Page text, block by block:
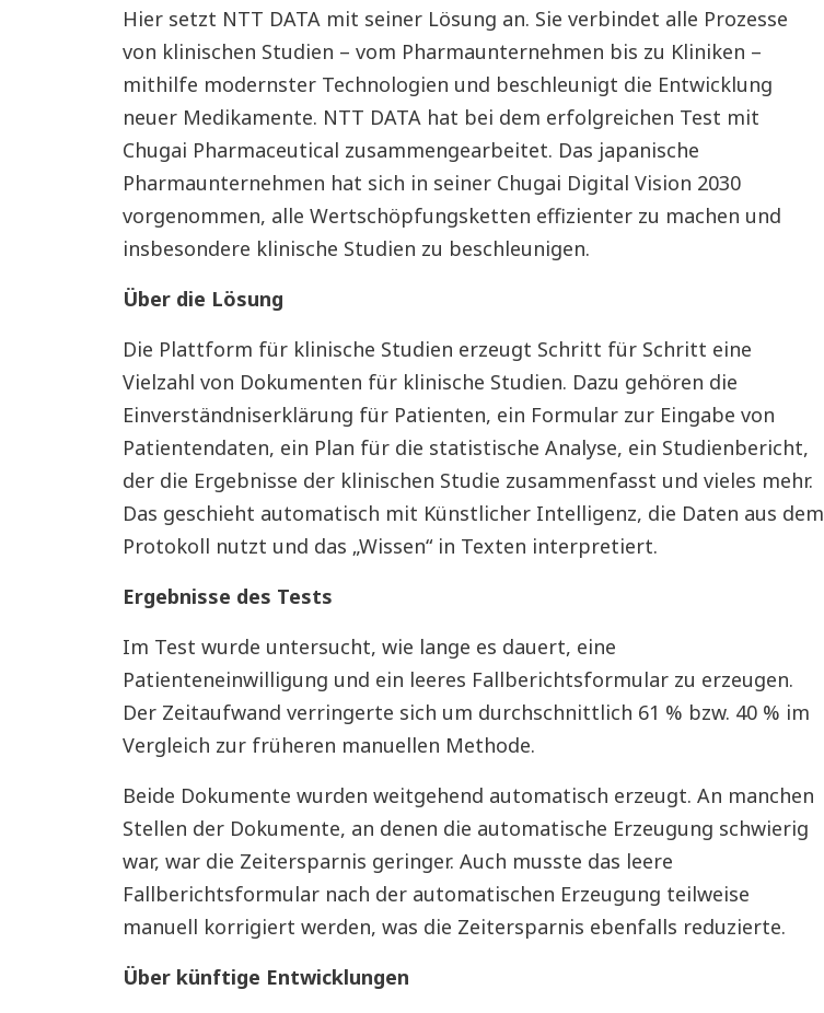
Hier setzt NTT DATA mit seiner Lösung an. Sie verbindet alle Prozesse
von klinischen Studien – vom Pharmaunternehmen bis zu Kliniken –
mithilfe modernster Technologien und beschleunigt die Entwicklung
neuer Medikamente. NTT DATA hat bei dem erfolgreichen Test mit
Chugai Pharmaceutical zusammengearbeitet. Das japanische
Pharmaunternehmen hat sich in seiner Chugai Digital Vision 2030
vorgenommen, alle Wertschöpfungsketten effizienter zu machen und
insbesondere klinische Studien zu beschleunigen.
Über die Lösung
Die Plattform für klinische Studien erzeugt Schritt für Schritt eine
Vielzahl von Dokumenten für klinische Studien. Dazu gehören die
Einverständniserklärung für Patienten, ein Formular zur Eingabe von
Patientendaten, ein Plan für die statistische Analyse, ein Studienbericht,
der die Ergebnisse der klinischen Studie zusammenfasst und vieles mehr.
Das geschieht automatisch mit Künstlicher Intelligenz, die Daten aus dem
Protokoll nutzt und das „Wissen“ in Texten interpretiert.
Ergebnisse des Tests
Im Test wurde untersucht, wie lange es dauert, eine
Patienteneinwilligung und ein leeres Fallberichtsformular zu erzeugen.
Der Zeitaufwand verringerte sich um durchschnittlich 61 % bzw. 40 % im
Vergleich zur früheren manuellen Methode.
Beide Dokumente wurden weitgehend automatisch erzeugt. An manchen
Stellen der Dokumente, an denen die automatische Erzeugung schwierig
war, war die Zeitersparnis geringer. Auch musste das leere
Fallberichtsformular nach der automatischen Erzeugung teilweise
manuell korrigiert werden, was die Zeitersparnis ebenfalls reduzierte.
Über künftige Entwicklungen